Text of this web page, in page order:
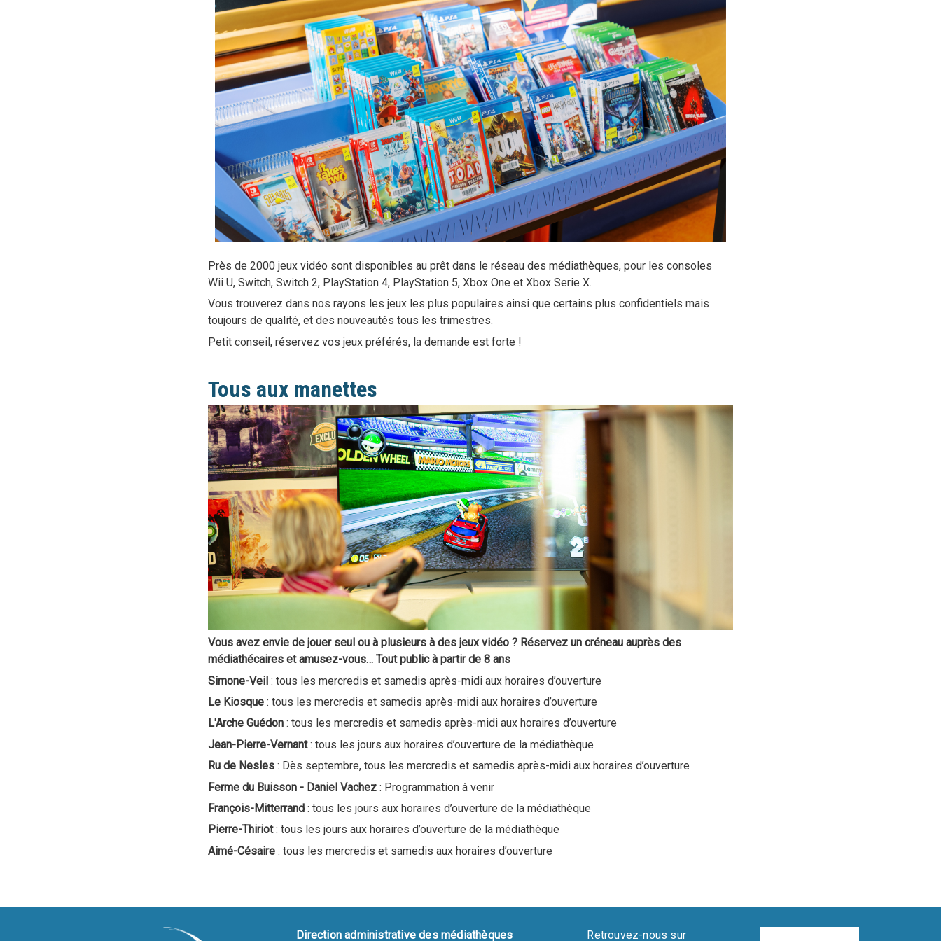
Près de 2000 jeux vidéo sont disponibles au prêt dans le réseau des médiathèques, pour les consoles
Wii U, Switch, Switch 2, PlayStation 4, PlayStation 5, Xbox One et Xbox Serie X.
Vous trouverez dans nos rayons les jeux les plus populaires ainsi que certains plus confidentiels mais
toujours de qualité, et des nouveautés tous les trimestres.
Petit conseil, réservez vos jeux préférés, la demande est forte !
Tous aux manettes
Vous avez envie de jouer seul ou à plusieurs à des jeux vidéo ? Réservez un créneau auprès des
médiathécaires et amusez-vous… Tout public à partir de 8 ans
Simone-Veil : tous les mercredis et samedis après-midi aux horaires d’ouverture
Le Kiosque : tous les mercredis et samedis après-midi aux horaires d’ouverture
L'Arche Guédon : tous les mercredis et samedis après-midi aux horaires d’ouverture
Jean-Pierre-Vernant: tous les jours aux horaires d’ouverture de la médiathèque
Ru de Nesles : Dès septembre, tous les mercredis et samedis après-midi aux horaires d’ouverture
Ferme du Buisson - Daniel Vachez : Programmation à venir
François-Mitterrand : tous les jours aux horaires d’ouverture de la médiathèque
Pierre-Thiriot: tous les jours aux horaires d’ouverture de la médiathèque
Aimé-Césaire : tous les mercredis et samedis aux horaires d’ouverture
Direction administrative des médiathèques
Retrouvez-nous sur